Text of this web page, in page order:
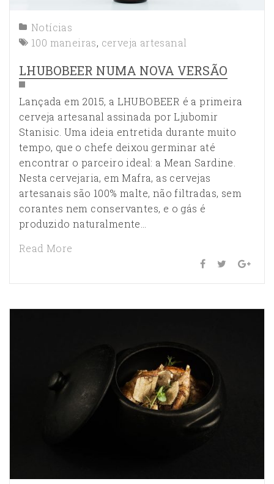
Notícias
100 maneiras, cerveja artesanal
LHUBOBEER NUMA NOVA VERSÃO
Lançada em 2015, a LHUBOBEER é a primeira
cerveja artesanal assinada por Ljubomir
Stanisic. Uma ideia entretida durante muito
tempo, que o chefe deixou germinar até
encontrar o parceiro ideal: a Mean Sardine.
Nesta cervejaria, em Mafra, as cervejas
artesanais são 100% malte, não filtradas, sem
corantes nem conservantes, e o gás é
produzido naturalmente…
Read More